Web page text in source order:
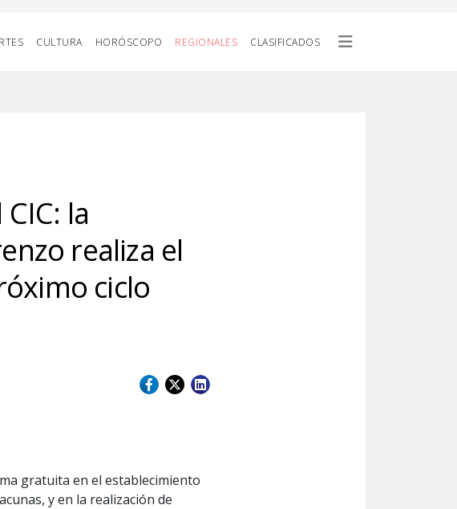
CULTURA HORÓSCOPO REGIONALES CLASIFICADOS
la
realiza el
ciclo
gratuita en el establecimiento
y en la realización de